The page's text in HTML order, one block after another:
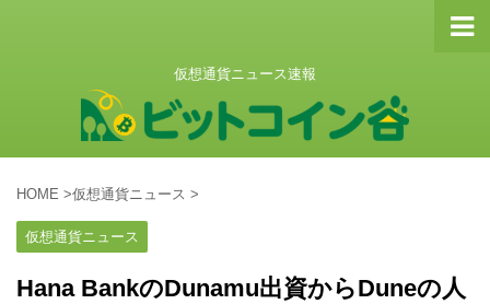
仮想通貨ニュース速報
HOME >仮想通貨ニュース >
仮想通貨ニュース
Hana BankのDunamu出資からDuneの人